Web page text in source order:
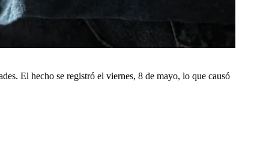
El hecho se registró el viernes, 8 de mayo, lo que causó